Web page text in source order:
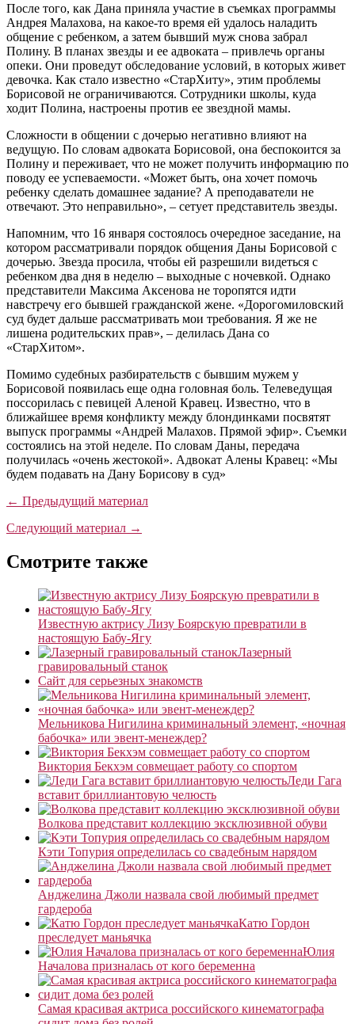
После того, как Дана приняла участие в съемках программы
Андрея Малахова, на какое-то время ей удалось наладить
общение с ребенком, а затем бывший муж снова забрал
Полину. В планах звезды и ее адвоката – привлечь органы
опеки. Они проведут обследование условий, в которых живет
девочка. Как стало известно «СтарХиту», этим проблемы
Борисовой не ограничиваются. Сотрудники школы, куда
ходит Полина, настроены против ее звездной мамы.
Сложности в общении с дочерью негативно влияют на
ведущую. По словам адвоката Борисовой, она беспокоится за
Полину и переживает, что не может получить информацию по
поводу ее успеваемости. «Может быть, она хочет помочь
ребенку сделать домашнее задание? А преподаватели не
отвечают. Это неправильно», – сетует представитель звезды.
Напомним, что 16 января состоялось очередное заседание, на
котором рассматривали порядок общения Даны Борисовой с
дочерью. Звезда просила, чтобы ей разрешили видеться с
ребенком два дня в неделю – выходные с ночевкой. Однако
представители Максима Аксенова не торопятся идти
навстречу его бывшей гражданской жене. «Дорогомиловский
суд будет дальше рассматривать мои требования. Я же не
лишена родительских прав», – делилась Дана со
«СтарХитом».
Помимо судебных разбирательств с бывшим мужем у
Борисовой появилась еще одна головная боль. Телеведущая
поссорилась с певицей Аленой Кравец. Известно, что в
ближайшее время конфликту между блондинками посвятят
выпуск программы «Андрей Малахов. Прямой эфир». Съемки
состоялись на этой неделе. По словам Даны, передача
получилась «очень жестокой». Адвокат Алены Кравец: «Мы
будем подавать на Дану Борисову в суд»
← Предыдущий материал
Следующий материал →
Смотрите также
Известную актрису Лизу Боярскую превратили в
настоящую Бабу-Ягу
Лазерный
гравировальный станок
Сайт для серьезных знакомств
Мельникова Нигилина криминальный элемент, «ночная
бабочка» или эвент-менеждер?
Виктория Бекхэм совмещает работу со спортом
Леди Гага
вставит бриллиантовую челюсть
Волкова представит коллекцию эксклюзивной обуви
Кэти Топурия определилась со свадебным нарядом
Анджелина Джоли назвала свой любимый предмет
гардероба
Катю Гордон
преследует маньячка
Юлия
Началова призналась от кого беременна
Самая красивая актриса российского кинематографа